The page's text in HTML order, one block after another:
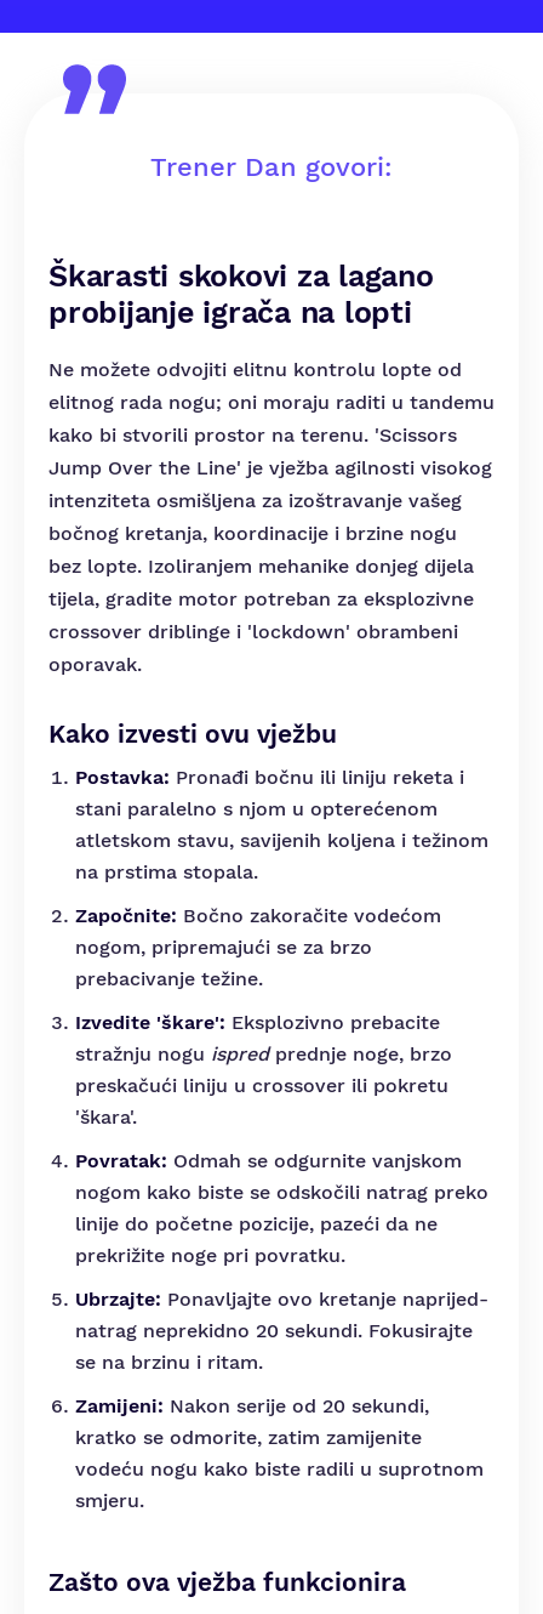
Trener Dan govori:
Škarasti skokovi za lagano
probijanje igrača na lopti
Ne možete odvojiti elitnu kontrolu lopte od
elitnog rada nogu; oni moraju raditi u tandemu
kako bi stvorili prostor na terenu. 'Scissors
Jump Over the Line' je vježba agilnosti visokog
intenziteta osmišljena za izoštravanje vašeg
bočnog kretanja, koordinacije i brzine nogu
bez lopte. Izoliranjem mehanike donjeg dijela
tijela, gradite motor potreban za eksplozivne
crossover driblinge i 'lockdown' obrambeni
oporavak.
Kako izvesti ovu vježbu
Postavka: Pronađi bočnu ili liniju reketa i
stani paralelno s njom u opterećenom
atletskom stavu, savijenih koljena i težinom
na prstima stopala.
Započnite: Bočno zakoračite vodećom
nogom, pripremajući se za brzo
prebacivanje težine.
Izvedite 'škare': Eksplozivno prebacite
stražnju nogu ispredprednje noge, brzo
preskačući liniju u crossover ili pokretu
'škara'.
Povratak: Odmah se odgurnite vanjskom
nogom kako biste se odskočili natrag preko
linije do početne pozicije, pazeći da ne
prekrižite noge pri povratku.
Ubrzajte: Ponavljajte ovo kretanje naprijed-
natrag neprekidno 20 sekundi. Fokusirajte
se na brzinu i ritam.
Zamijeni: Nakon serije od 20 sekundi,
kratko se odmorite, zatim zamijenite
vodeću nogu kako biste radili u suprotnom
smjeru.
Zašto ova vježba funkcionira